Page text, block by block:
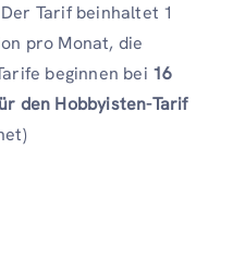
Tarif beinhaltet 1
pro Monat, die
beginnen bei 16
den Hobbyisten-Tarif